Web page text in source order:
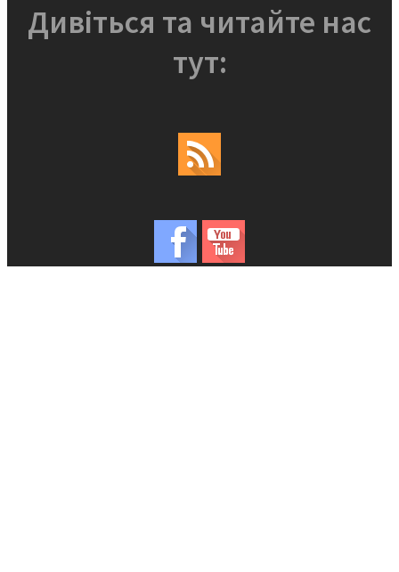
Дивіться та читайте нас
тут: